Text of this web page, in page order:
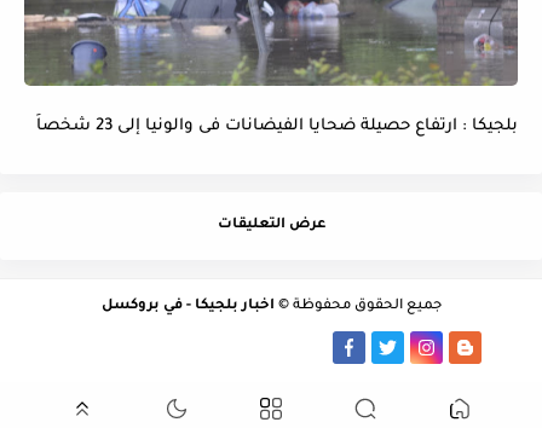
بلجيكا : ارتفاع حصيلة ضحايا الفيضانات فى والونيا إلى 23 شخصاً
عرض التعليقات
جميع الحقوق محفوظة © اخبار بلجيكا - في بروكسل